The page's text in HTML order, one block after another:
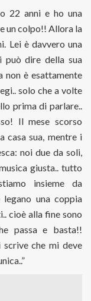
22 anni e ho una
un colpo!! Allora la
Lei è davvero una
può dire della sua
non è esattamente
solo che a volte
prima di parlare..
Il mese scorso
casa sua, mentre i
noi due da soli,
giusta.. tutto
insieme da
una coppia
cioè alla fine sono
passa e basta!!
scrive che mi deve